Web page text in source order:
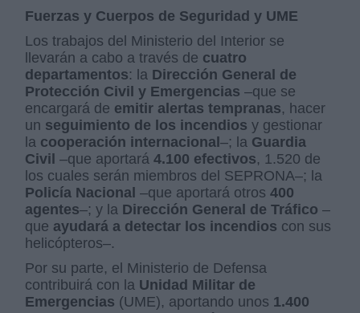
Fuerzas y Cuerpos de Seguridad y UME
Los trabajos del Ministerio del Interior se
llevarán a cabo a través de cuatro
departamentos: la Dirección General de
Protección Civil y Emergencias –que se
encargará de emitir alertas tempranas, hacer
un seguimiento de los incendios y gestionar
la cooperación internacional–; la Guardia
Civil –que aportará4.100 efectivos, 1.520 de
los cuales serán miembros del SEPRONA–; la
Policía Nacional –que aportará otros400
agentes–; y la Dirección General de Tráfico–
que ayudará a detectar los incendios con sus
helicópteros–.
Por su parte, el Ministerio de Defensa
contribuirá con la Unidad Militar de
Emergencias (UME), aportando unos 1.400